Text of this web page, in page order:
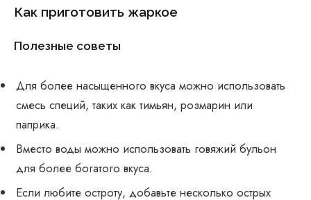
Как приготовить жаркое
Полезные советы
Для более насыщенного вкуса можно использовать
смесь специй, таких как тимьян, розмарин или
паприка.
Вместо воды можно использовать говяжий бульон
для более богатого вкуса.
Если любите остроту, добавьте несколько острых